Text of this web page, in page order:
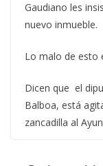
Gaudiano les
nuevo inmueble.
Lo malo de esto
Dicen que el
Balboa, está
zancadilla al